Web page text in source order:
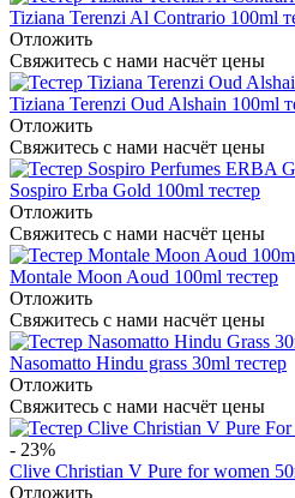
Tiziana Terenzi Al Contrario 100ml
Отложить
Свяжитесь с нами насчёт цены
Tiziana Terenzi Oud Alshain 100ml
Отложить
Свяжитесь с нами насчёт цены
Sospiro Erba Gold 100ml тестер
Отложить
Свяжитесь с нами насчёт цены
Montale Moon Aoud 100ml тестер
Отложить
Свяжитесь с нами насчёт цены
Nasomatto Hindu grass 30ml тестер
Отложить
Свяжитесь с нами насчёт цены
- 23%
Clive Christian V Pure for women
Отложить